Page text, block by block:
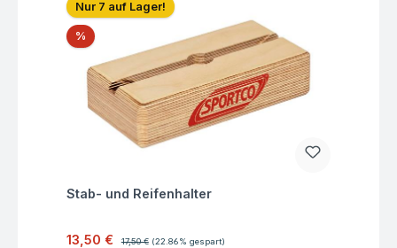
Nur 7 auf Lager!
%Rabatt
Fragen zum Artikel
Stab- und Reifenhalter
Verkaufspreis:
13,50 € 17,50 € (22.86% gespart)